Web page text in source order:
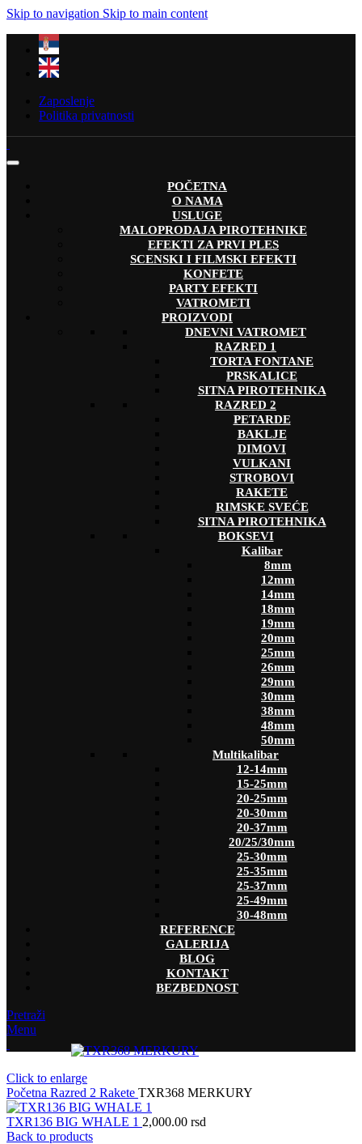
Skip to navigation Skip to main content
Zaposlenje
Politika privatnosti
POČETNA
O NAMA
USLUGE
MALOPRODAJA PIROTEHNIKE
EFEKTI ZA PRVI PLES
SCENSKI I FILMSKI EFEKTI
KONFETE
PARTY EFEKTI
VATROMETI
PROIZVODI
DNEVNI VATROMET
RAZRED 1
TORTA FONTANE
PRSKALICE
SITNA PIROTEHNIKA
RAZRED 2
PETARDE
BAKLJE
DIMOVI
VULKANI
STROBOVI
RAKETE
RIMSKE SVEĆE
SITNA PIROTEHNIKA
BOKSEVI
Kalibar
8mm
12mm
14mm
18mm
19mm
20mm
25mm
26mm
29mm
30mm
38mm
48mm
50mm
Multikalibar
12-14mm
15-25mm
20-25mm
20-30mm
20-37mm
20/25/30mm
25-30mm
25-35mm
25-37mm
25-49mm
30-48mm
REFERENCE
GALERIJA
BLOG
KONTAKT
BEZBEDNOST
Pretraži
Menu
Click to enlarge
Početna Razred 2 Rakete TXR368 MERKURY
TXR136 BIG WHALE 1 2,000.00 rsd
Back to products